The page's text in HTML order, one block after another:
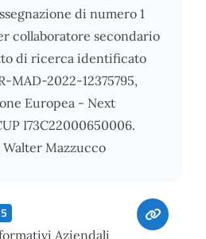
di numero 1
collaboratore secondario
di ricerca identificato
MAD-2022-12375795,
Europea - Next
I73C22000650006.
Walter Mazzucco
Aziendali